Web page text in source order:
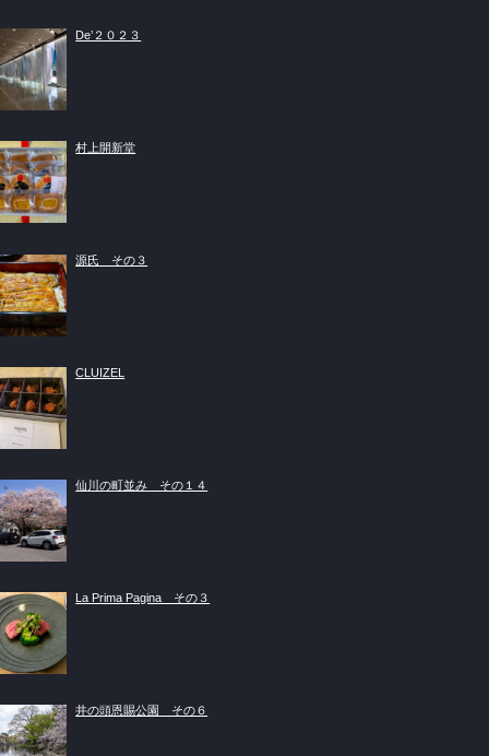
De’２０２３
村上開新堂
源氏 その３
CLUIZEL
仙川の町並み その１４
La Prima Pagina その３
井の頭恩賜公園 その６